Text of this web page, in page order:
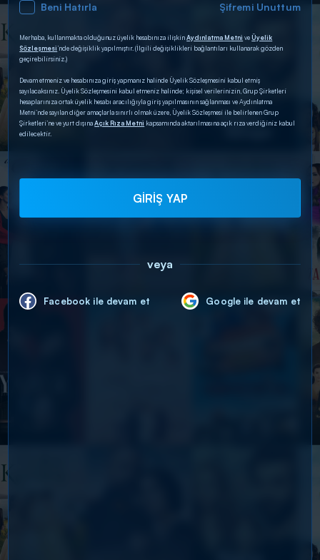
DİĞER SONUÇLAR
Beni Hatırla Şifremi Unuttum
Merhaba, kullanmakta olduğunuz üyelik hesabınıza ilişkinAydınlatma Metni veÜyelik
Sözleşmesi’nde değişiklik yapılmıştır. (İlgili değişiklikleri bağlantıları kullanarak gözden
geçirebilirsiniz.)
Devam etmeniz ve hesabınıza giriş yapmanız halinde Üyelik Sözleşmesini kabul etmiş
sayılacaksınız. Üyelik Sözleşmesini kabul etmeniz halinde; kişisel verilerinizin, Grup Şirketleri
hesaplarınıza ortak üyelik hesabı aracılığıyla giriş yapılmasının sağlanması ve Aydınlatma
Metni’nde sayılan diğer amaçlarla sınırlı olmak üzere, Üyelik Sözleşmesi ile belirlenen Grup
Şirketleri’ne ve yurt dışınaAçık Rıza Metni kapsamında aktarılmasına açık rıza verdiğiniz kabul
edilecektir.
GİRİŞ YAP
veya
Facebook ile devam et Google ile devam et